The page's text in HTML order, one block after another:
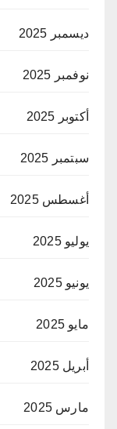
ديسمبر 2025
نوفمبر 2025
أكتوبر 2025
سبتمبر 2025
أغسطس 2025
يوليو 2025
يونيو 2025
مايو 2025
أبريل 2025
مارس 2025